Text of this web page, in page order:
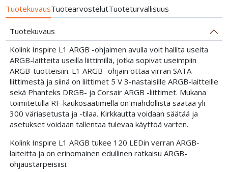
TuotekuvausTuotearvostelutTuoteturvallisuus
Tuotekuvaus
Kolink Inspire L1 ARGB -ohjaimen avulla voit hallita useita
ARGB-laitteita useilla liittimillä, jotka sopivat useimpiin
ARGB-tuotteisiin. L1 ARGB -ohjain ottaa virran SATA-
liittimestä ja siinä on liittimet 5 V 3-nastaisille ARGB-laitteille
sekä Phanteks DRGB- ja Corsair ARGB -liittimet. Mukana
toimitetulla RF-kaukosäätimellä on mahdollista säätää yli
300 väriasetusta ja -tilaa. Kirkkautta voidaan säätää ja
asetukset voidaan tallentaa tulevaa käyttöä varten.
Kolink Inspire L1 ARGB tukee 120 LEDin verran ARGB-
laiteitta ja on erinomainen edullinen ratkaisu ARGB-
ohjaustarpeisiisi.